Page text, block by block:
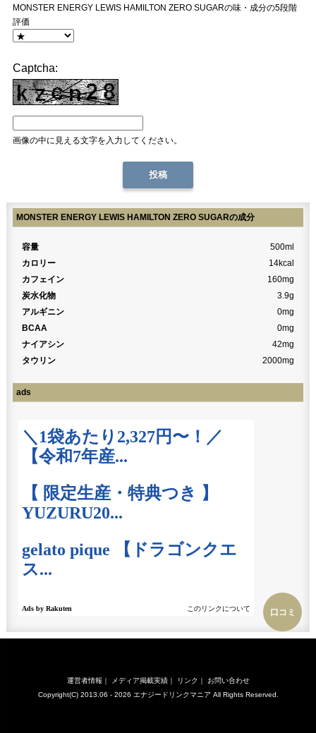
MONSTER ENERGY LEWIS HAMILTON ZERO SUGARの味・成分の5段階
評価
Captcha:
画像の中に見える文字を入力してください。
口コミ
MONSTER ENERGY LEWIS HAMILTON ZERO SUGARの成分
容量
500ml
カロリー
14kcal
カフェイン
160mg
炭水化物
3.9g
アルギニン
0mg
BCAA
0mg
ナイアシン
42mg
タウリン
2000mg
ads
運営者情報 メディア掲載実績｜ リンク
お問い合わせ
Copyright(C) 2013.06 - 2026 エナジードリンクマニア All Rights Reserved.